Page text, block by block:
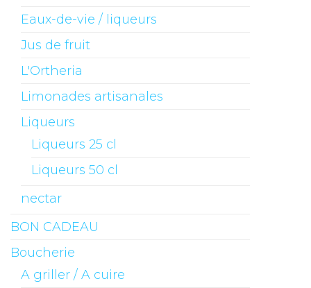
Eaux-de-vie / liqueurs
Jus de fruit
L'Ortheria
Limonades artisanales
Liqueurs
Liqueurs 25 cl
Liqueurs 50 cl
nectar
BON CADEAU
Boucherie
A griller / A cuire